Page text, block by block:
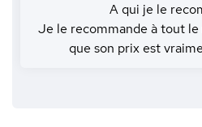
A qui je le
Je le recommande à tout
que son prix est